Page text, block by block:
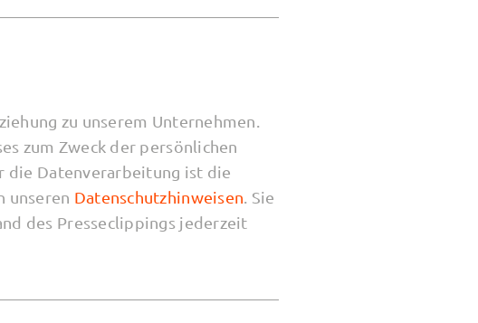
zu unserem Unternehmen.
zum Zweck der persönlichen
die Datenverarbeitung ist die
unseren Datenschutzhinweisen . Sie
des Presseclippings jederzeit